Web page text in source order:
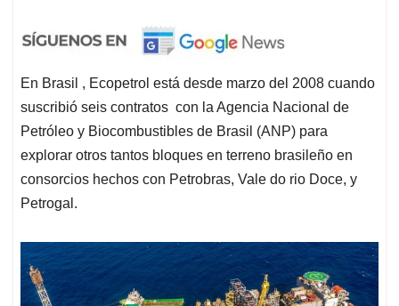
En Brasil , Ecopetrol está desde marzo del 2008 cuando
suscribió seis contratos con la Agencia Nacional de
Petróleo y Biocombustibles de Brasil (ANP) para
explorar otros tantos bloques en terreno brasileño en
consorcios hechos con Petrobras, Vale do rio Doce, y
Petrogal.